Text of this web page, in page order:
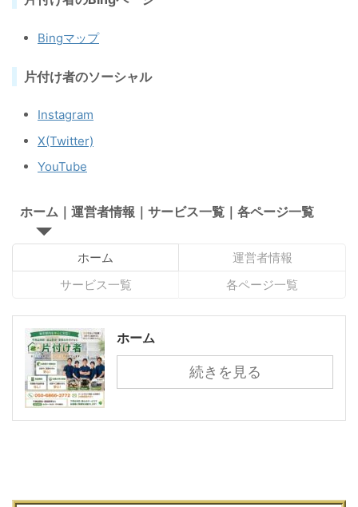
Bingマップ
片付け者のソーシャル
Instagram
X(Twitter)
YouTube
ホーム｜運営者情報｜サービス一覧｜各ページ一覧
ホーム
運営者情報
サービス一覧
各ページ一覧
ホーム
続きを見る